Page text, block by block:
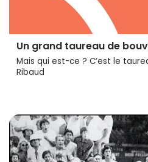
Un grand taureau de
Mais qui est-ce ? C’est le
Ribaud